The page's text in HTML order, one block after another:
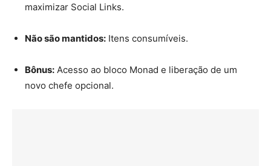
maximizar Social Links.
Não são mantidos: Itens consumíveis.
Bônus: Acesso ao bloco Monad e liberação de um
novo chefe opcional.